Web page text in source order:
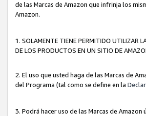
de las Marcas de Amazon que infrinja los
Amazon.
1. SOLAMENTE TIENE PERMITIDO UTILIZAR
DE LOS PRODUCTOS EN UN SITIO DE
2. El uso que usted haga de las Marcas de
del Programa (tal como se define en la
3. Podrá hacer uso de las Marcas de